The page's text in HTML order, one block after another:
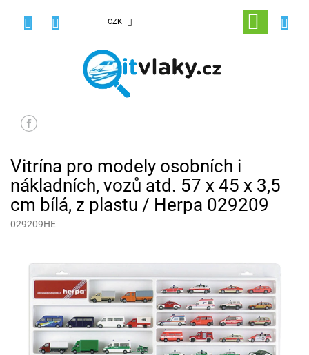
CZK
NÁKUPNÍ
KOŠÍK
Vitrína pro modely osobních i
nákladních, vozů atd. 57 x 45 x 3,5
cm bílá, z plastu / Herpa 029209
029209HE